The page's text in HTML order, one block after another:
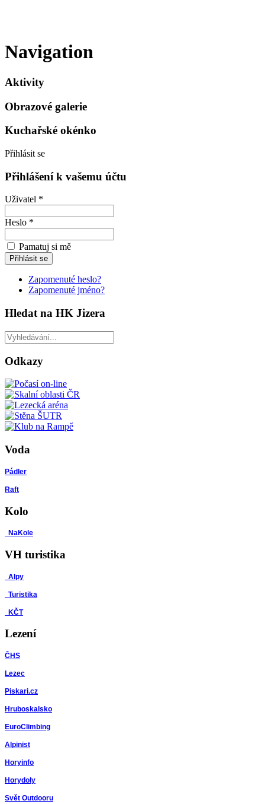
Navigation
Aktivity
Obrazové galerie
Kuchařské okénko
Přihlásit se
Přihlášení k vašemu účtu
Uživatel *
Heslo *
Pamatuj si mě
Zapomenuté heslo?
Zapomenuté jméno?
Hledat na HK Jizera
Odkazy
Voda
Pádler
Raft
Kolo
NaKole
VH turistika
Alpy
Turistika
KČT
Lezení
ČHS
Lezec
Piskari.cz
Hruboskalsko
EuroClimbing
Alpinist
Horyinfo
Horydoly
Svět Outdooru